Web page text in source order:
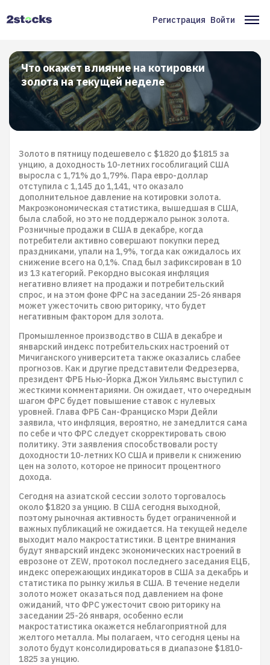
Меню
учётной
записи
пользователя
Регистрация Войти
Что окажет влияние на котировки
золота на текущей неделе
Золото в пятницу подешевело с $1820 до $1815 за
унцию, а доходность 10-летних гособлигаций США
выросла с 1,71% до 1,79%. Пара евро-доллар
отступила с 1,145 до 1,141, что оказало
дополнительное давление на котировки золота.
Макроэкономическая статистика, вышедшая в США,
была слабой, но это не поддержало рынок золота.
Розничные продажи в США в декабре, когда
потребители активно совершают покупки перед
праздниками, упали на 1,9%, тогда как ожидалось их
снижение всего на 0,1%. Спад был зафиксирован в 10
из 13 категорий. Рекордно высокая инфляция
негативно влияет на продажи и потребительский
спрос, и на этом фоне ФРС на заседании 25-26 января
может ужесточить свою риторику, что будет
негативным фактором для золота.
Промышленное производство в США в декабре и
январский индекс потребительских настроений от
Мичиганского университета также оказались слабее
прогнозов. Как и другие представители Федрезерва,
президент ФРБ Нью-Йорка Джон Уильямс выступил с
жесткими комментариями. Он ожидает, что очередным
шагом ФРС будет повышение ставок с нулевых
уровней. Глава ФРБ Сан-Франциско Мэри Дейли
заявила, что инфляция, вероятно, не замедлится сама
по себе и что ФРС следует скорректировать свою
политику. Эти заявления способствовали росту
доходности 10-летних КО США и привели к снижению
цен на золото, которое не приносит процентного
дохода.
Сегодня на азиатской сессии золото торговалось
около $1820 за унцию. В США сегодня выходной,
поэтому рыночная активность будет ограниченной и
важных публикаций не ожидается. На текущей неделе
выходит мало макростатистики. В центре внимания
будут январский индекс экономических настроений в
еврозоне от ZEW, протокол последнего заседания ЕЦБ,
индекс опережающих индикаторов в США за декабрь и
статистика по рынку жилья в США. В течение недели
золото может оказаться под давлением на фоне
ожиданий, что ФРС ужесточит свою риторику на
заседании 25-26 января, особенно если
макростатистика окажется неблагоприятной для
желтого металла. Мы полагаем, что сегодня цены на
золото будут консолидироваться в диапазоне $1810-
1825 за унцию.